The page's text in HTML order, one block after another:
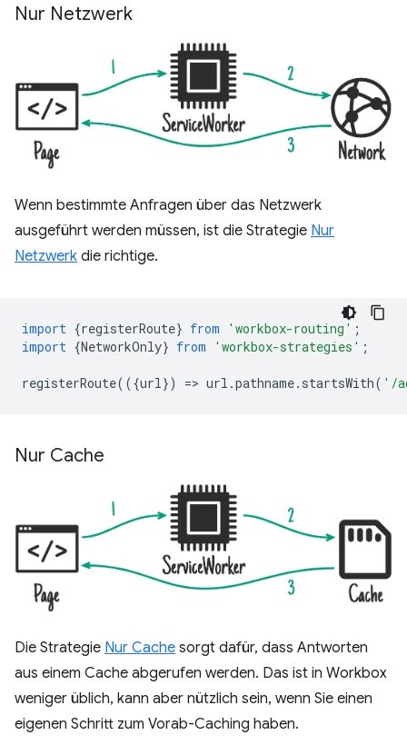
Nur Netzwerk
Wenn bestimmte Anfragen über das Netzwerk
ausgeführt werden müssen, ist die Strategie Nur
Netzwerk die richtige.
import {registerRoute} from 'workbox-routing' ;
import {NetworkOnly} from 'workbox-strategies' ;
registerRoute(({url}) => url .pathname. startsWith( '/
Nur Cache
Die Strategie Nur Cache sorgt dafür, dass Antworten
aus einem Cache abgerufen werden. Das ist in Workbox
weniger üblich, kann aber nützlich sein, wenn Sie einen
eigenen Schritt zum Vorab-Caching haben.